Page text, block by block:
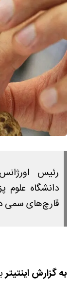
رئیس
دانشگاه علوم
قارچ‌های سمی
به گزارش اینتیتر